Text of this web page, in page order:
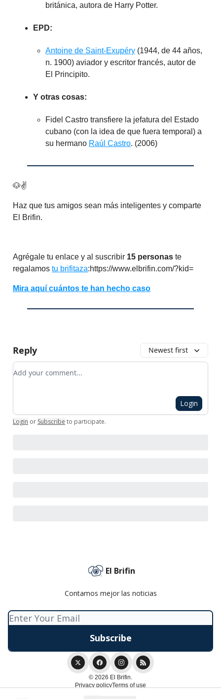
británica, autora de Harry Potter.
EPD:
Antoine de Saint-Exupéry (1944, de 44 años,
n. 1900) aviador y escritor francés, autor de
El Principito.
Y otras cosas:
Fidel Castro transfiere la jefatura del Estado
cubano (con la idea de que fuera temporal) a
su hermano Raúl Castro. (2006)
🐶✌️
Haz que tus amigos sean más inteligentes y comparte
El Brifin.
Agrégale tu enlace y al suscribir 15 personas te
regalamos tu brifitaza:https://www.elbrifin.com/?kid=
Mira aquí cuántos te han hecho caso
Reply Newest first
Add your comment
Login
Login or Subscribe to participate.
El Brifin
Contamos mejor las noticias
© 2026 El Brifin.
Privacy policyTerms of use